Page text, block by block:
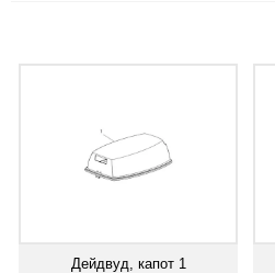
Дейдвуд, капот 1